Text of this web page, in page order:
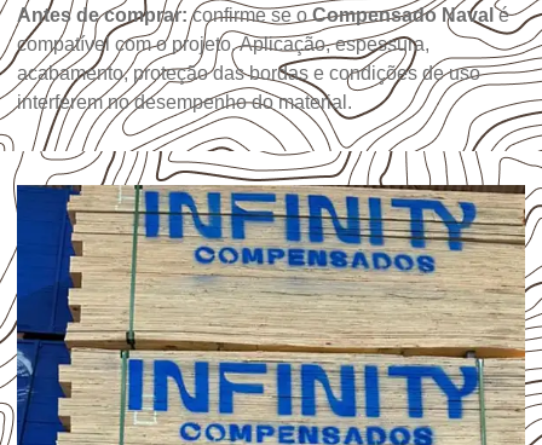
Antes de comprar:confirme se oCompensado Naval é
compatível com o projeto. Aplicação, espessura,
acabamento, proteção das bordas e condições de uso
interferem no desempenho do material.